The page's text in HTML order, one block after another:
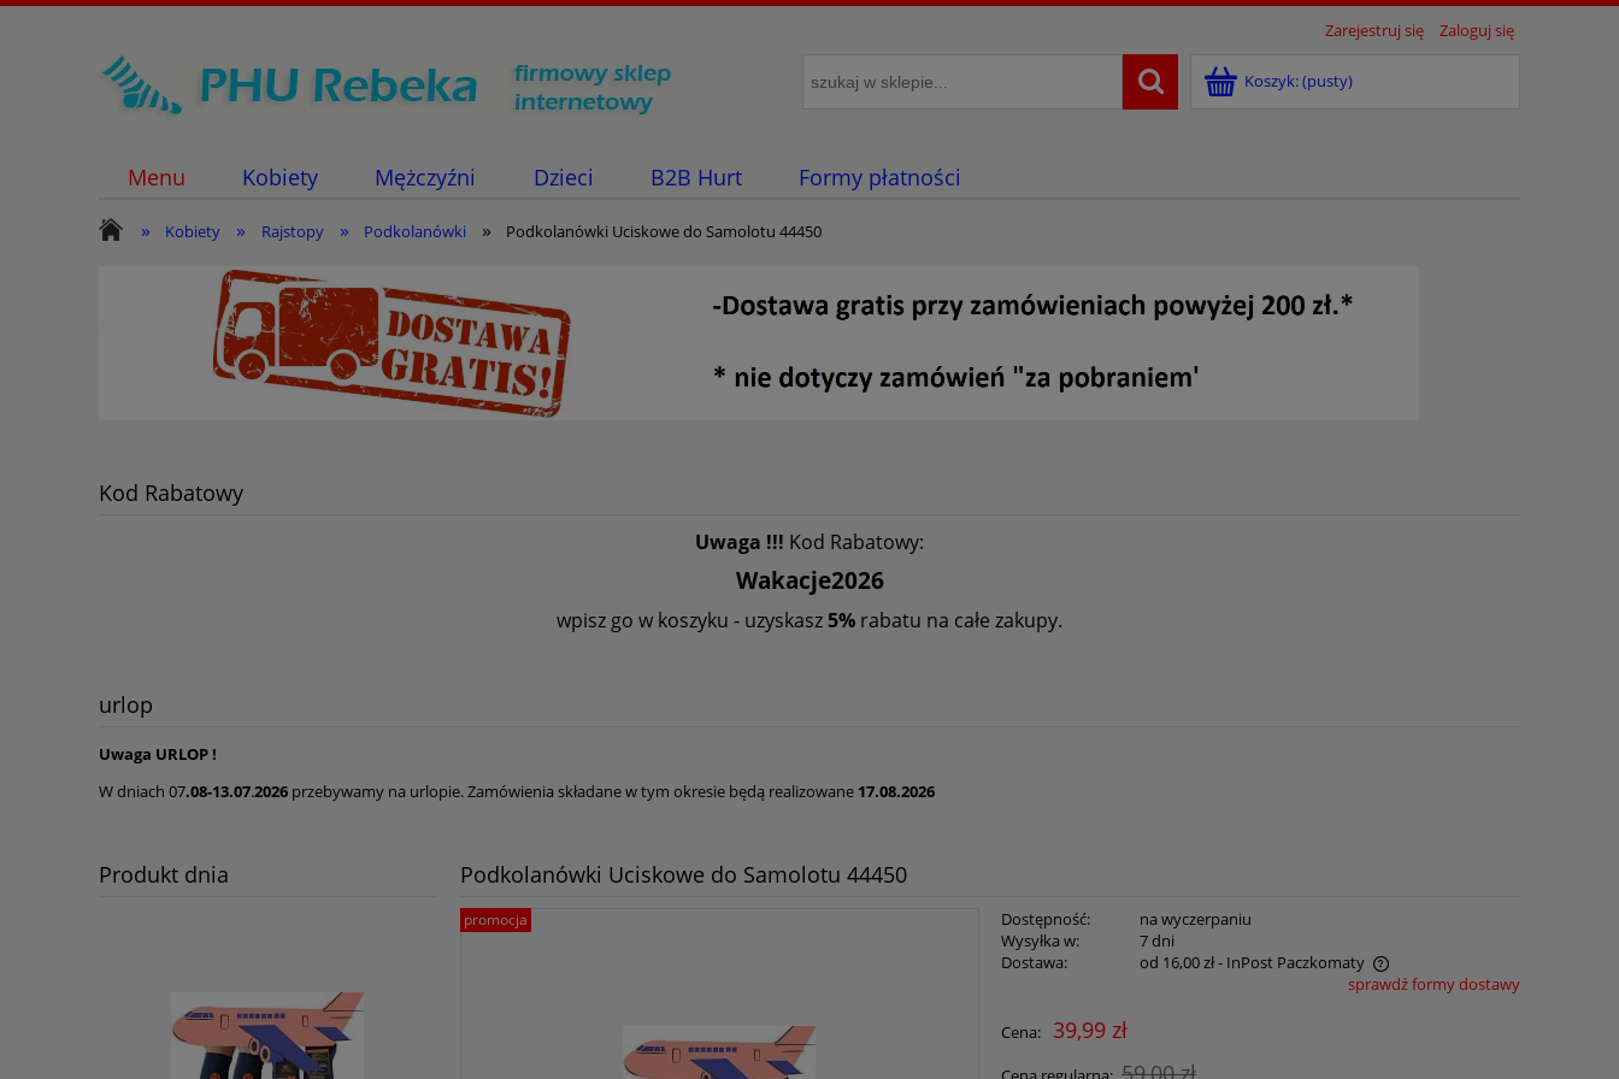
Zarejestruj się Zaloguj się
Koszyk:(pusty)
Menu Kobiety Mężczyźni Dzieci B2B Hurt Formy płatności
» Kobiety » Rajstopy » Podkolanówki » Podkolanówki Uciskowe do Samolotu 44450
Kod Rabatowy
Uwaga !!! Kod Rabatowy:
Wakacje2026
wpisz go w koszyku - uzyskasz5% rabatu na całe zakupy.
urlop
Uwaga URLOP !
W dniach 07.08-13.07.2026 przebywamy na urlopie. Zamówienia składane w tym okresie będą realizowane 17.08.2026
Produkt dnia Podkolanówki Uciskowe do Samolotu 44450
promocja Dostępność:
na wyczerpaniu
Wysyłka w:
7 dni
Dostawa:
od 16,00 zł- InPost Paczkomaty
płatności
sprawdź formy dostawy
Cena: 39,99 zł
59,00 zł